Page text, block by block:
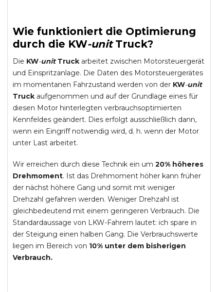
Wie funktioniert die Optimierung
durch die KW-unit Truck?
Die KW-unit Truck arbeitet zwischen Motorsteuergerät
und Einspritzanlage. Die Daten des Motorsteuergerätes
im momentanen Fahrzustand werden von der KW-unit
Truck aufgenommen und auf der Grundlage eines für
diesen Motor hinterlegten verbrauchsoptimierten
Kennfeldes geändert. Dies erfolgt ausschließlich dann,
wenn ein Eingriff notwendig wird, d. h. wenn der Motor
unter Last arbeitet.
Wir erreichen durch diese Technik ein um 20% höheres
Drehmoment. Ist das Drehmoment höher kann früher
der nächst höhere Gang und somit mit weniger
Drehzahl gefahren werden. Weniger Drehzahl ist
gleichbedeutend mit einem geringeren Verbrauch. Die
Standardaussage von LKW-Fahrern lautet: ich spare in
der Steigung einen halben Gang. Die Verbrauchswerte
liegen im Bereich von 10% unter dem bisherigen
Verbrauch.